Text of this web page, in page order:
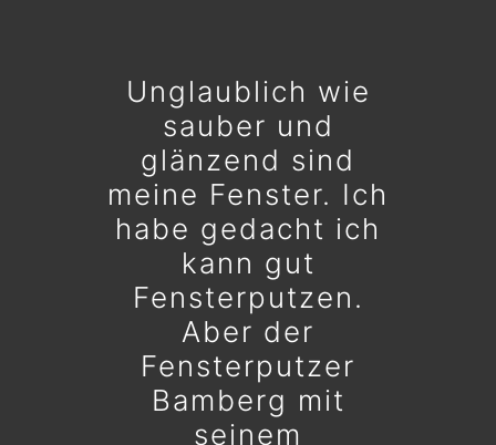
Unglaublich wie
sauber und
glänzend sind
meine Fenster. Ich
habe gedacht ich
kann gut
Fensterputzen.
Aber der
Fensterputzer
Bamberg mit
seinem